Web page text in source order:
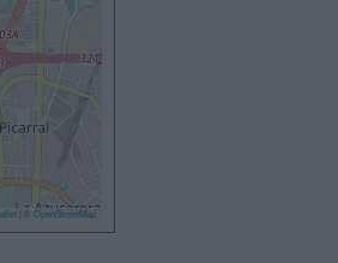
OpenStreetMap